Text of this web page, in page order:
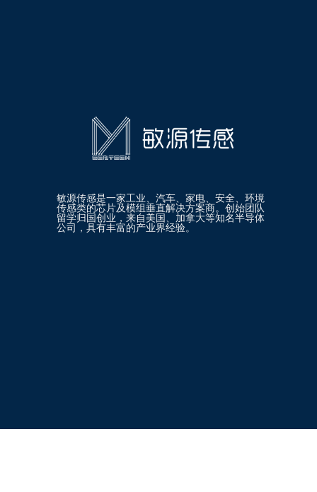
敏源传感是一家工业、汽车、家电、安全、环境
传感类的芯片及模组垂直解决方案商。创始团队
留学归国创业，来自美国、加拿大等知名半导体
公司，具有丰富的产业界经验。